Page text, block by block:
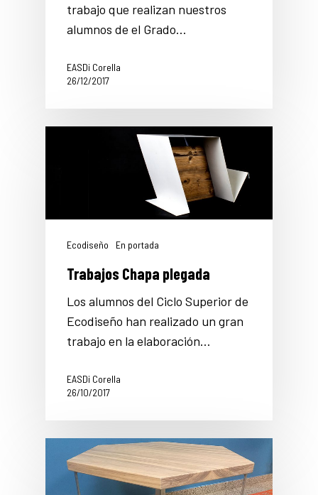
trabajo que realizan nuestros
alumnos de el Grado…
EASDi Corella
26/12/2017
Ecodiseño En portada
Trabajos Chapa plegada
Los alumnos del Ciclo Superior de
Ecodiseño han realizado un gran
trabajo en la elaboración…
EASDi Corella
26/10/2017